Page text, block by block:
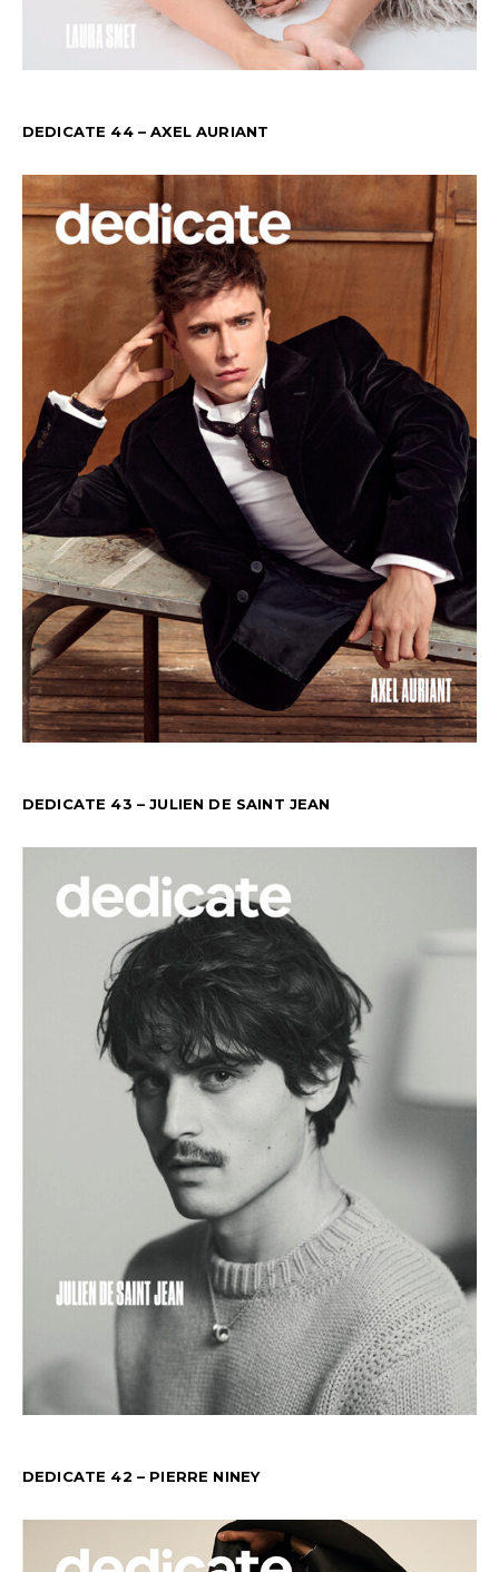
DEDICATE 44 – AXEL AURIANT
DEDICATE 43 – JULIEN DE SAINT JEAN
DEDICATE 42 – PIERRE NINEY